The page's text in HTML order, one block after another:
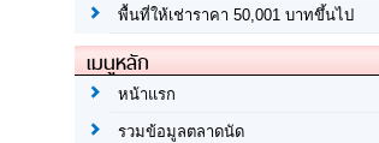
พื้นที่ให้เช่าราคา 50,001 บาทขึ้นไป
เมนูหลัก
หน้าแรก
รวมข้อมูลตลาดนัด